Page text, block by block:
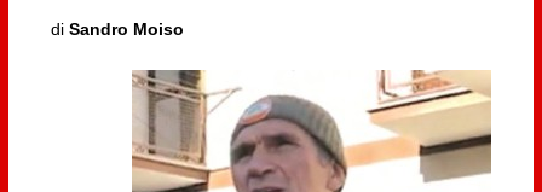
di Sandro Moiso